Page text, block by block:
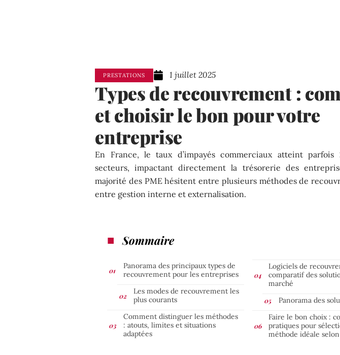
PRESTATIONS 1 juillet 2025
Types de recouvrement :
et choisir le bon pour votre
entreprise
En France, le taux d’impayés commerciaux atteint
secteurs, impactant directement la trésorerie des
majorité des PME hésitent entre plusieurs méthodes de
entre gestion interne et externalisation.
Sommaire
Panorama des principaux types de
recouvrement pour les entreprises
Les modes de recouvrement les
plus courants
Comment distinguer les méthodes
: atouts, limites et situations
adaptées
Logiciels de
comparatif des
marché
Panorama des
Faire le bon choix :
pratiques pour
méthode idéale